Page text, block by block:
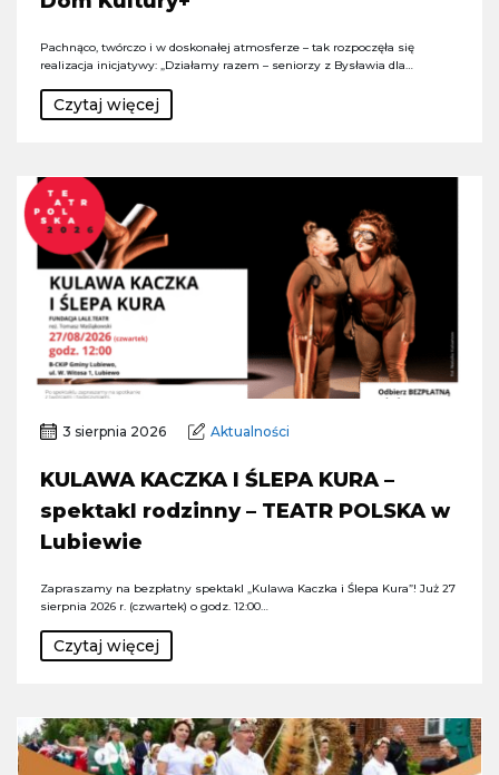
Pachnąco, twórczo i w doskonałej atmosferze – tak rozpoczęła się
realizacja inicjatywy: „Działamy razem – seniorzy z Bysławia dla…
Czytaj więcej
3 sierpnia 2026 Aktualności
KULAWA KACZKA I ŚLEPA KURA –
spektakl rodzinny – TEATR POLSKA w
Lubiewie
Zapraszamy na bezpłatny spektakl „Kulawa Kaczka i Ślepa Kura”! Już 27
sierpnia 2026 r. (czwartek) o godz. 12:00…
Czytaj więcej